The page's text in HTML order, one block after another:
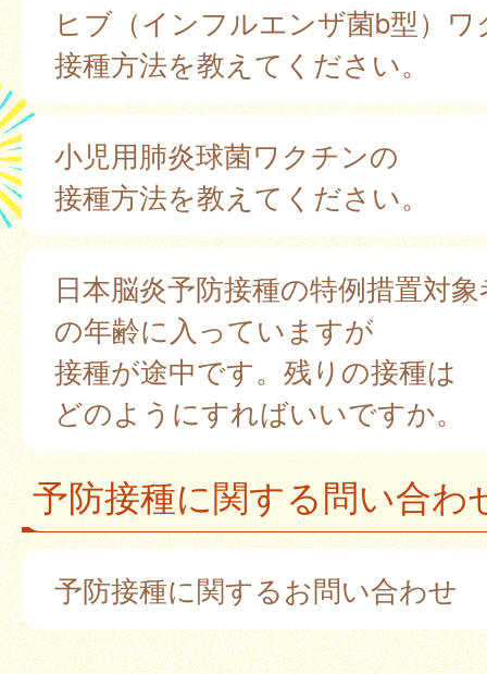
ヒブ（インフルエンザ菌b型）
接種方法を教えてください。
小児用肺炎球菌ワクチンの
接種方法を教えてください。
日本脳炎予防接種の特例措置対
の年齢に入っていますが
接種が途中です。残りの接種は
どのようにすればいいですか。
予防接種に関する問い合わ
予防接種に関するお問い合わせ